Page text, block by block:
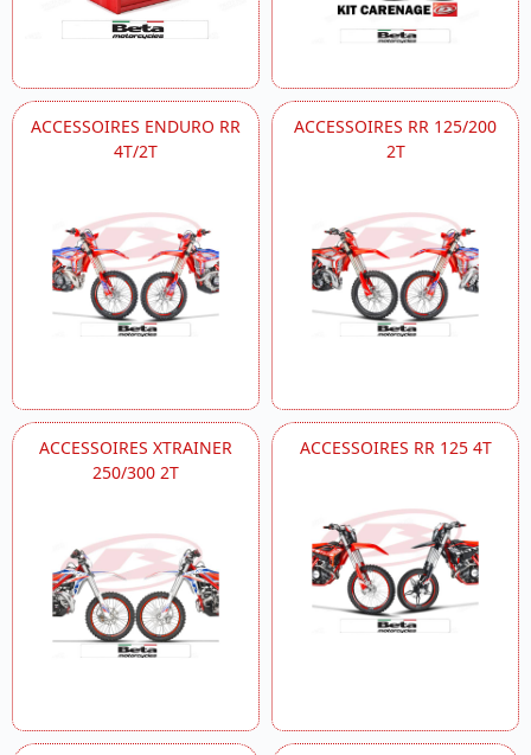
ACCESSOIRES ENDURO RR
4T/2T
ACCESSOIRES RR 125/200
2T
ACCESSOIRES XTRAINER
250/300 2T
ACCESSOIRES RR 125 4T